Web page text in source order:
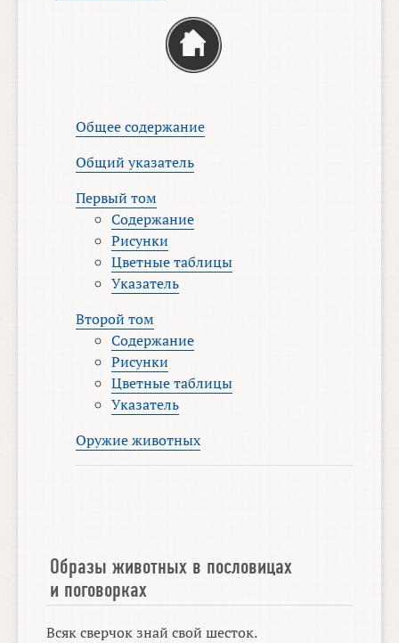
Общее содержание
Общий указатель
Первый том
Содержание
Рисунки
Цветные таблицы
Указатель
Второй том
Содержание
Рисунки
Цветные таблицы
Указатель
Оружие животных
Образы животных в пословицах
и поговорках
Всяк сверчок знай свой шесток.